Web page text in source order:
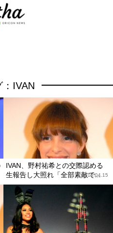
：IVAN
IVAN、野村祐希との交際認める
生報告し大照れ「全部素敵で...
2018.04.15